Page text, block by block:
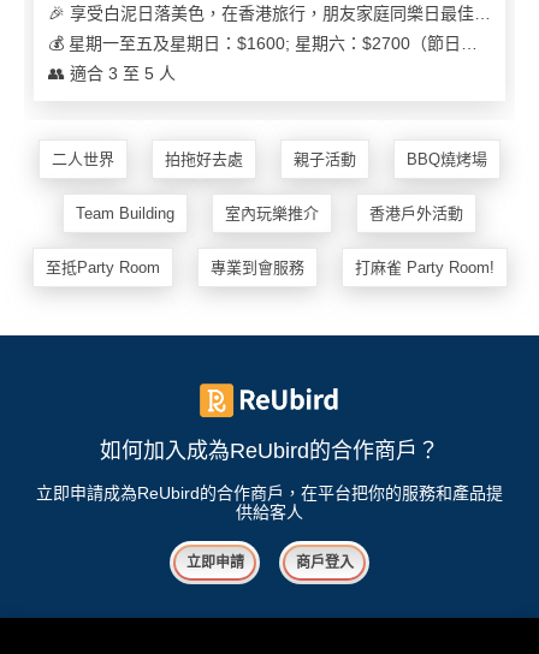
👥 適合 3 至 5 人
二人世界 拍拖好去處 親子活動 BBQ燒烤場
Team Building 室內玩樂推介 香港戶外活動
至抵Party Room 專業到會服務 打麻雀 Party Room!
如何加入成為ReUbird的合作商戶？
立即申請成為ReUbird的合作商戶，在平台把你的服務和產品提
供給客人
立即申請 商戶登入